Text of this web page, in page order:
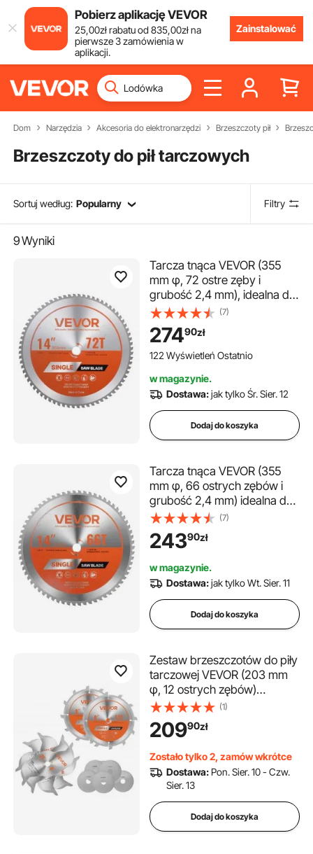
Pobierz aplikację VEVOR
25,00złrabatu od835,00złna
pierwsze 3 zamówienia w
aplikacji.
Zainstalować
Dom Narzędzia Akcesoria do elektronarzędzi Brzeszczoty pił
Brzeszczoty do pił tarczowych
Sortuj według: Popularny Filtry
9Wyniki
Tarcza tnąca VEVOR (355
mm φ, 72 ostre zęby i
grubość 2,4 mm), idealna do
cięcia stali i aluminium,
kompatybilna z piłą tarczową,
tarcza tnąca ze stali stopowej
z tłumiącymi hałas kanałami
(7)
27490zł
122 Wyświetleń Ostatnio
w magazynie.
Dostawa:jak tylko Śr. Sier. 12
Dodaj do koszyka
Tarcza tnąca VEVOR (355
mm φ, 66 ostrych zębów i
grubość 2,4 mm) idealna do
cięcia metalu, kompatybilna z
piłą tarczową, tarcza tnąca
ze stali stopowej z kanałami
(7)
24390zł
w magazynie.
Dostawa:jak tylko Wt. Sier. 11
Dodaj do koszyka
Zestaw brzeszczotów do piły
tarczowej VEVOR (203 mm
φ, 12 ostrych zębów)
wykonany ze stopu, frez do
rowków z obcinakami do
wiórów i podkładkami, tłumiki
drewna
(1)
20990zł
Zostało tylko 2, zamów wkrótce
Dostawa: Pon. Sier. 10 - Czw.
Sier. 13
Dodaj do koszyka